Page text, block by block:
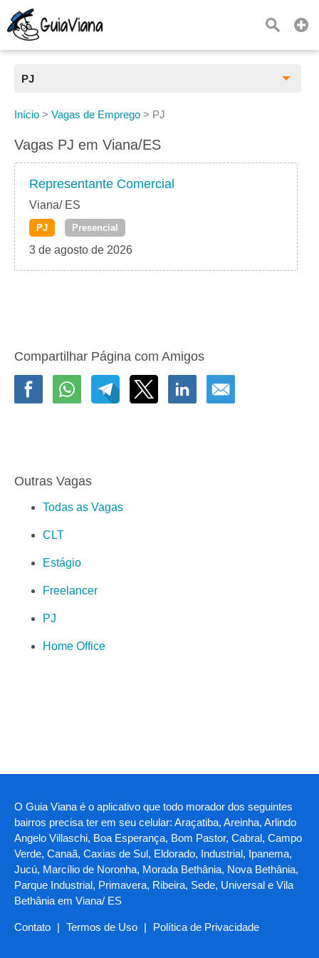
PJ
Todas as Vagas
CLT
Freelancer
PJ
Início > Vagas de Emprego > PJ
Vagas PJ em Viana/ES
Representante Comercial
Viana/ ES
PJ Presencial
3 de agosto de 2026
Compartilhar Página com Amigos
Outras Vagas
Todas as Vagas
CLT
Estágio
Freelancer
PJ
Home Office
O Guia Viana é o aplicativo que todo morador dos seguintes
bairros precisa ter em seu celular: Araçatiba, Areinha, Arlindo
Angelo Villaschi, Boa Esperança, Bom Pastor, Cabral, Campo
Verde, Canaã, Caxias de Sul, Eldorado, Industrial, Ipanema,
Jucú, Marcílio de Noronha, Morada Bethânia, Nova Bethânia,
Parque Industrial, Primavera, Ribeira, Sede, Universal e Vila
Bethânia em Viana/ ES
Contato | Termos de Uso | Política de Privacidade